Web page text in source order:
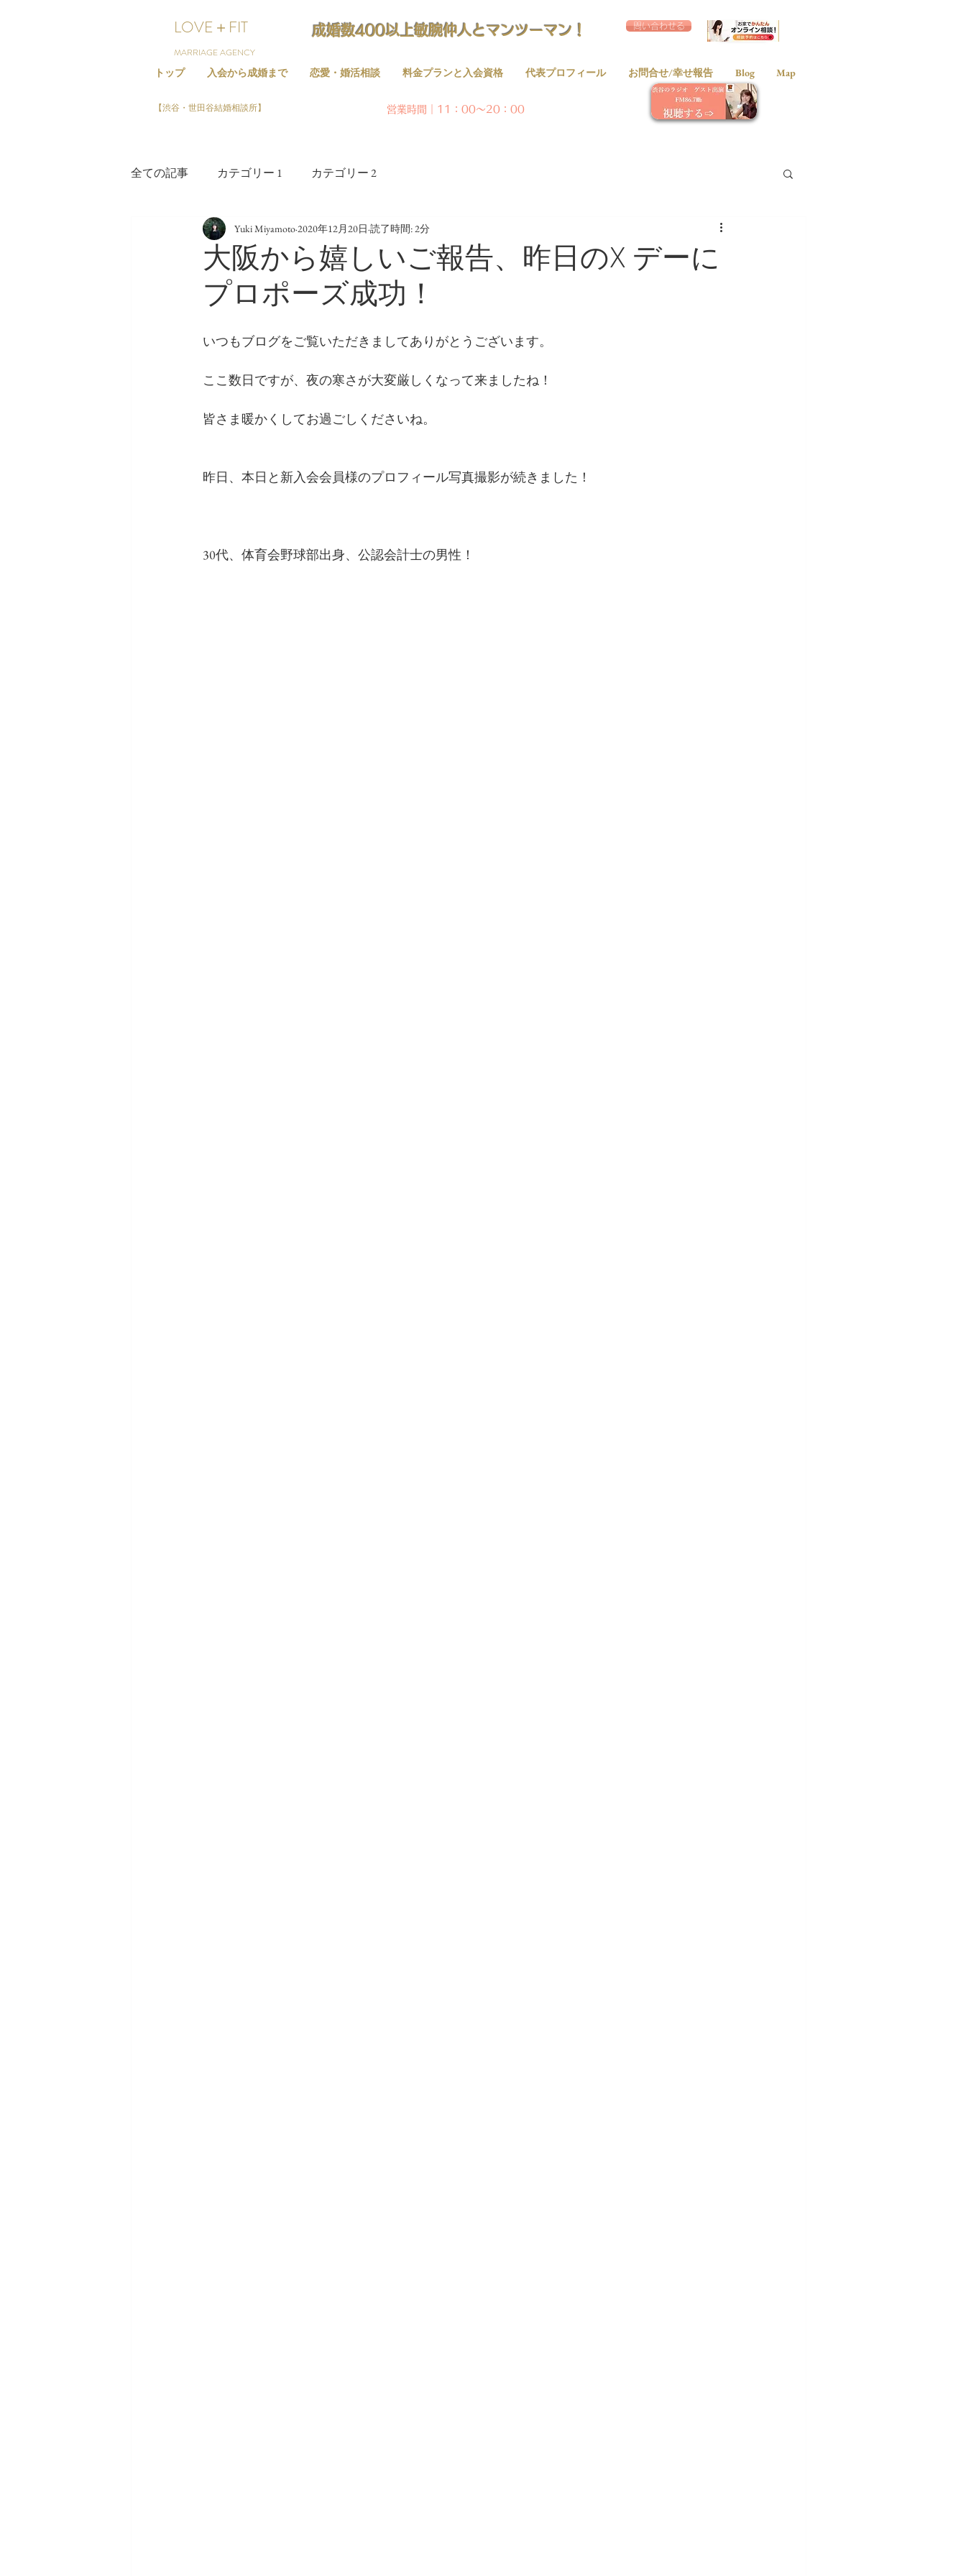
LOVE＋FIT 成婚数400以上敏腕仲人とマンツーマン！ 問い合わせる
MARRIAGE AGENCY
トップ
入会から成婚まで 恋愛・婚活相談 料金プランと入会資格 代表プロフィール お問合せ/幸せ報告 Blog Map
【渋谷・世田谷結婚相談所】 営業時間｜11：00～20：00
全ての記事 カテゴリー 1 カテゴリー 2
大阪から嬉しいご報告、昨日のX デーに
プロポーズ成功！
Yuki Miyamoto 2020年12月20日 読了時間: 2分
いつもブログをご覧いただきましてありがとうございます。
ここ数日ですが、夜の寒さが大変厳しくなって来ましたね！
皆さま暖かくしてお過ごしくださいね。
昨日、本日と新入会会員様のプロフィール写真撮影が続きました！
30代、体育会野球部出身、公認会計士の男性！